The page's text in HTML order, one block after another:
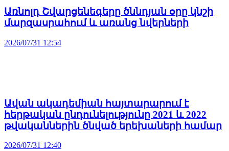
Առնոլդ Շվարցենեգերը ծննդյան օրը կնշի
մարզասրահում և առանց նվերների
2026/07/31 12:54
Ավան ակադեմիան հայտարարում է
հերթական ընդունելությունը 2021 և 2022
թվականներին ծնված երեխաների համար
2026/07/31 12:40